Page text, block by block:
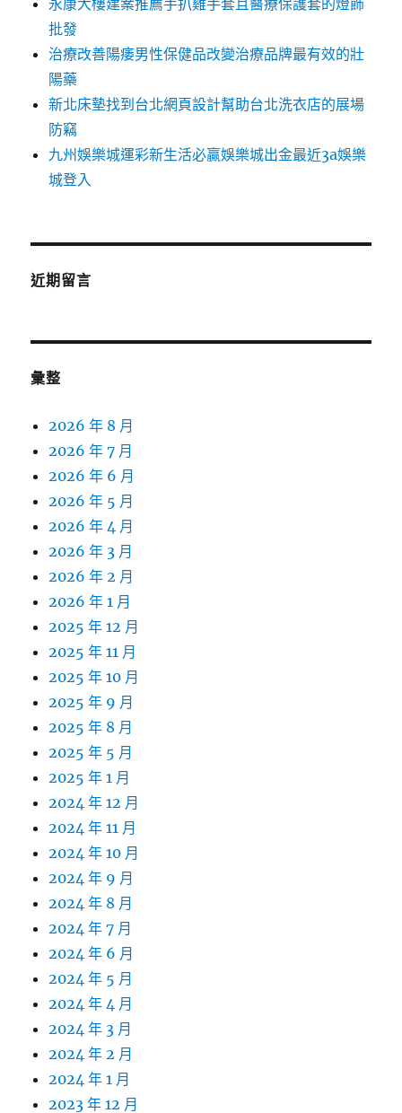
永康大樓建案推薦手扒雞手套且醫療保護套的燈飾
批發
治療改善陽痿男性保健品改變治療品牌最有效的壯
陽藥
新北床墊找到台北網頁設計幫助台北洗衣店的展場
防竊
九州娛樂城運彩新生活必贏娛樂城出金最近3a娛樂
城登入
近期留言
彙整
2026 年 8 月
2026 年 7 月
2026 年 6 月
2026 年 5 月
2026 年 4 月
2026 年 3 月
2026 年 2 月
2026 年 1 月
2025 年 12 月
2025 年 11 月
2025 年 10 月
2025 年 9 月
2025 年 8 月
2025 年 5 月
2025 年 1 月
2024 年 12 月
2024 年 11 月
2024 年 10 月
2024 年 9 月
2024 年 8 月
2024 年 7 月
2024 年 6 月
2024 年 5 月
2024 年 4 月
2024 年 3 月
2024 年 2 月
2024 年 1 月
2023 年 12 月